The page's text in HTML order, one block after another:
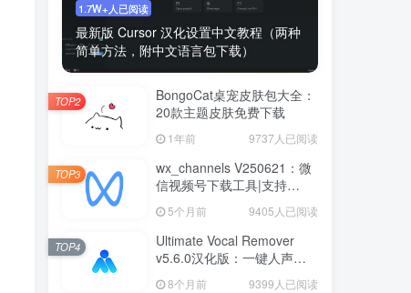
1.7W+人已阅读
最新版 Cursor 汉化设置中文教程（两种
简单方法，附中文语言包下载）
BongoCat桌宠皮肤包大全：
20款主题皮肤免费下载
1年前 9737人已阅读
TOP2
wx_channels V250621：微
信视频号下载工具|支持
Win/macOS
5个月前 9405人已阅读
TOP3
Ultimate Vocal Remover
v5.6.0汉化版：一键人声分
离工具
8个月前 9399人已阅读
TOP4